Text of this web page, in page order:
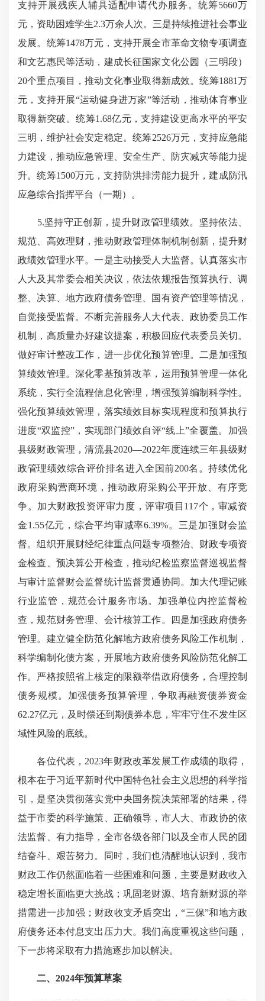
支持开展残疾人辅具适配申请代办服务。统筹5660万
元，资助困难学生2.3万余人次。三是持续推进社会事业
发展。统筹1478万元，支持开展全市革命文物专项调查
和文艺惠民等活动，建成长征国家文化公园（三明段）
20个重点项目，推动文化事业取得新成效。统筹1881万
元，支持开展“运动健身进万家”等活动，推动体育事业
取得新突破。统筹1.68亿元，支持建设更高水平的平安
三明，维护社会安定稳定。统筹2526万元，支持应急能
力建设，推动应急管理、安全生产、防灾减灾等能力提
升。统筹1500万元，支持防洪排涝能力提升，建成防汛
应急综合指挥平台（一期）。
5.坚持守正创新，提升财政管理绩效。坚持依法、
规范、高效理财，推动财政管理体制机制创新，提升财
政绩效管理水平。一是主动接受人大监督。认真落实市
人大及其常委会相关决议，依法依规报告预算执行、调
整、决算、地方政府债务管理、国有资产管理等情况，
自觉接受监督。不断完善服务人大代表、政协委员工作
机制，高质量办好建议提案，积极回应代表委员关切。
做好审计整改工作，进一步优化预算管理。二是加强预
算绩效管理。深化零基预算改革，运用预算管理一体化
系统，实行全流程信息化管理，增强预算编制科学性。
强化预算绩效管理，落实绩效目标实现程度和预算执行
进度“双监控”，实现部门绩效自评“线上”全覆盖。加强
县级财政管理，清流县2020—2022年度连续三年县级财
政管理绩效综合评价排名进入全国前200名。持续优化
政府采购营商环境，推动政府采购公平开放、有序竞
争。加大财政投资评审力度，评审项目117个，审减资
金1.55亿元，综合平均审减率6.39%。三是加强财会监
督。组织开展财经纪律重点问题专项整治、财政专项资
金检查、预决算公开检查，推动纪检监察监督巡视监督
与审计监督财会监督统计监督贯通协同。加大代理记账
行业监管，规范会计服务市场。加强单位内控监督检
查，规范财务管理、会计核算工作。四是加强政府债务
管理。建立健全防范化解地方政府债务风险工作机制，
科学编制化债方案，开展地方政府债务风险防范化解工
作。严格按照省上核定的限额举借政府债务，合理控制
债务规模。加强债务预算管理，争取再融资债券资金
62.27亿元，及时偿还到期债券本息，牢牢守住不发生区
域性风险的底线。
各位代表，2023年财政改革发展工作成绩的取得，
根本在于习近平新时代中国特色社会主义思想的科学指
引，是坚决贯彻落实党中央国务院决策部署的结果，得
益于市委的科学施策、正确领导，市人大、市政协的依
法监督、有力指导，全市各级各部门以及全市人民的团
结奋斗、艰苦努力。同时，我们也清醒地认识到，我市
财政工作仍然面临着一些困难和问题，主要是财政收入
稳定增长面临更大挑战；巩固老财源、培育新财源的举
措需进一步加强；财政收支矛盾突出，“三保”和地方政
府债务还本付息支出压力大。我们高度重视这些问题，
下一步将采取有力措施逐步加以解决。
二、2024年预算草案